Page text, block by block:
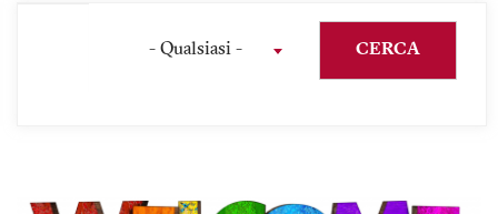
- Qualsiasi - CERCA